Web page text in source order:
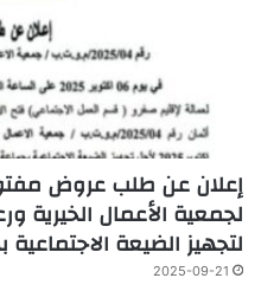
لجمعية الأعمال الخيرية
لتجهيز الضيعة
2025-09-21